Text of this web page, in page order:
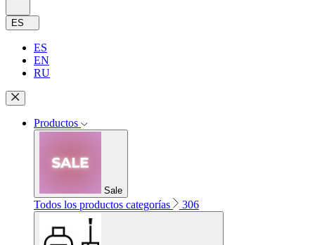
ES
ES
EN
RU
Productos
Sale
Todos los productos categorías 306